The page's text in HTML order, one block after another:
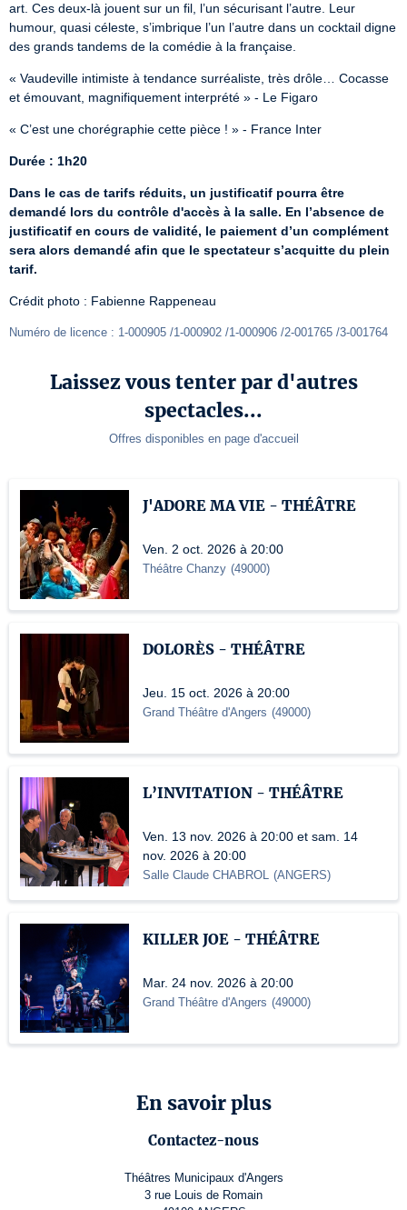
art. Ces deux-là jouent sur un fil, l’un sécurisant l’autre. Leur
humour, quasi céleste, s’imbrique l’un l’autre dans un cocktail digne
des grands tandems de la comédie à la française.
« Vaudeville intimiste à tendance surréaliste, très drôle… Cocasse
et émouvant, magnifiquement interprété » - Le Figaro
« C’est une chorégraphie cette pièce ! » - France Inter
Durée : 1h20
Dans le cas de tarifs réduits, un justificatif pourra être
demandé lors du contrôle d'accès à la salle. En l’absence de
justificatif en cours de validité, le paiement d’un complément
sera alors demandé afin que le spectateur s’acquitte du plein
tarif.
Crédit photo : Fabienne Rappeneau
Numéro de licence : 1-000905 /1-000902 /1-000906 /2-001765 /3-001764
Laissez vous tenter par d'autres
spectacles...
Offres disponibles en page d'accueil
J'ADORE MA VIE - THÉÂTRE
Ven. 2 oct. 2026 à 20:00
Théâtre Chanzy (49000)
DOLORÈS - THÉÂTRE
Jeu. 15 oct. 2026 à 20:00
Grand Théâtre d'Angers (49000)
L’INVITATION - THÉÂTRE
Ven. 13 nov. 2026 à 20:00 et sam. 14
nov. 2026 à 20:00
Salle Claude CHABROL (ANGERS)
KILLER JOE - THÉÂTRE
Mar. 24 nov. 2026 à 20:00
Grand Théâtre d'Angers (49000)
En savoir plus
Contactez-nous
Théâtres Municipaux d'Angers
3 rue Louis de Romain